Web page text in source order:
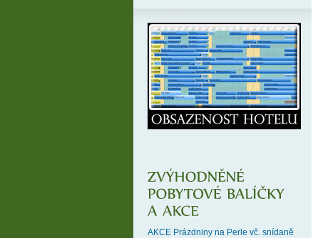
AKCE Prázdniny na Perle vč. snídaně